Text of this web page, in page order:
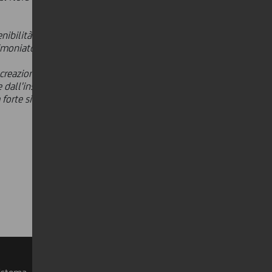
al centro della nostra vision
anche dalla trasformazione
di valore economico per
partnership per il
sintonia d'intenti nei confronti